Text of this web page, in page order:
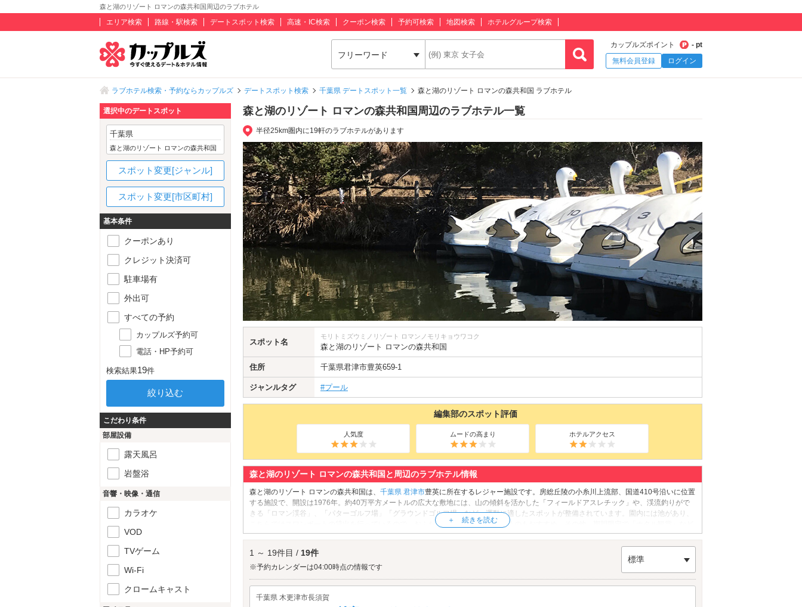
森と湖のリゾート ロマンの森共和国周辺のラブホテル
エリア検索 路線・駅検索 デートスポット検索 高速・IC検索 クーポン検索 予約可検索 地図検索 ホテルグループ検索
フリーワード
カップルズポイント
- pt
無料会員登録
ログイン
ラブホテル検索・予約ならカップルズ デートスポット検索 千葉県 デートスポット一覧 森と湖のリゾート ロマンの森共和国 ラブホテル
森と湖のリゾート ロマンの森共和国周辺のラブホテル一覧
半径25km圏内に19軒のラブホテルがあります
スポット名
モリトミズウミノリゾート ロマンノモリキョウワコク
森と湖のリゾート ロマンの森共和国
住所 千葉県君津市豊英659-1
ジャンルタグ #プール
編集部のスポット評価
人気度 ムードの高まり ホテルアクセス
森と湖のリゾート ロマンの森共和国と周辺のラブホテル情報
森と湖のリゾート ロマンの森共和国は、 千葉県 君津市豊英に所在するレジャー施設です。房総丘陵の小糸川上流部、国道410号沿いに位置
する施設で、開設は1976年。約40万平方メートルの広大な敷地には、山の傾斜を活かした「フィールドアスレチック」や、渓流釣りがで
きる「ロマン渓谷」、「パターゴルフ場」「グラウンドゴルフ場」など、運動に適したスポットが整備されています。園内には池があり、
こちらではスワンボートの貸出を行っているので、おふたりでチャレンジしてみるのもおすすめ。その他、期間限定で「ホタル観賞」など
のイベントも開催しています。
からもアクセスが便利で
す。
1 ～ 19件目 / 19件
※予約カレンダーは04:00時点の情報です
標準
千葉県 木更津市長須賀
選択中のデートスポット
千葉県
森と湖のリゾート ロマンの森共和国
スポット変更[ジャンル]
スポット変更[市区町村]
基本条件
クーポンあり
クレジット決済可
駐車場有
外出可
すべての予約
カップルズ予約可
電話・HP予約可
検索結果19件
こだわり条件
部屋設備
露天風呂
岩盤浴
音響・映像・通信
カラオケ
VOD
TVゲーム
Wi-Fi
クロームキャスト